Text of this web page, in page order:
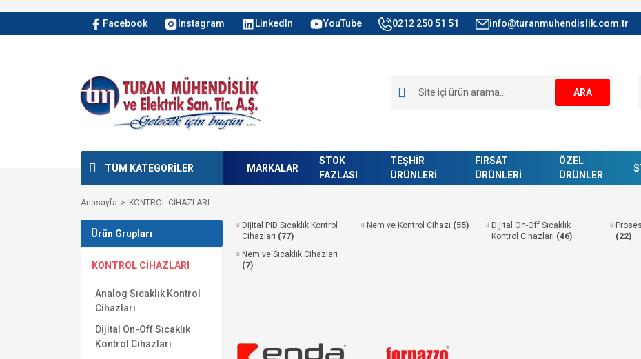
Facebook Instagram LinkedIn YouTube 0212 250 51 51 info@turanmuhendislik.com.tr
ARA
TÜM KATEGORİLER MARKALAR
STOK
FAZLASI
TEŞHİR
ÜRÜNLERİ
FIRSAT
ÜRÜNLERİ
ÖZEL
ÜRÜNLER
Anasayfa KONTROL CİHAZLARI
Ürün Grupları
KONTROL CİHAZLARI
Analog Sıcaklık Kontrol
Cihazları
Dijital On-Off Sıcaklık
Kontrol Cihazları
Dijital PID Sıcaklık Kontrol
Cihazları (77)
Nem ve Kontrol Cihazı (55)
Dijital On-Off Sıcaklık
Kontrol Cihazları (46)
(22)
Nem ve Sıcaklık Cihazları
(7)